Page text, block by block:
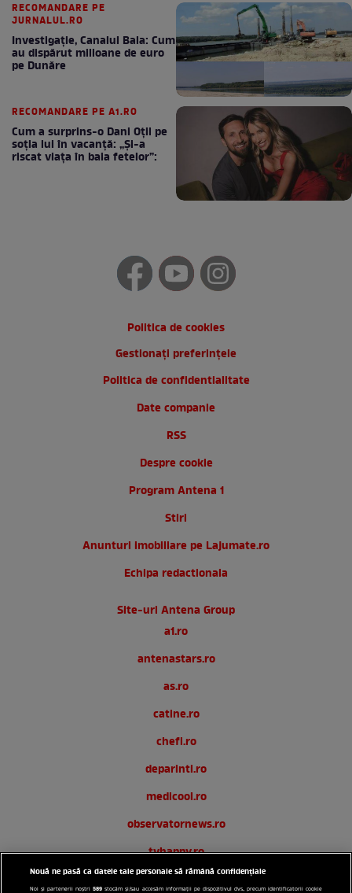
RECOMANDARE PE
JURNALUL.RO
Investigație, Canalul Bala: Cum
au dispărut milioane de euro
pe Dunăre
RECOMANDARE PE A1.RO
Cum a surprins-o Dani Oțil pe
soția lui în vacanță: „Și-a
riscat viața în baia fetelor”:
Politica de cookies
Gestionați preferințele
Politica de confidentialitate
Date companie
RSS
Despre cookie
Program Antena 1
Stiri
Anunturi imobiliare pe Lajumate.ro
Echipa redactionala
Site-uri Antena Group
a1.ro
antenastars.ro
as.ro
catine.ro
chefi.ro
deparinti.ro
medicool.ro
observatornews.ro
tvhappy.ro
useit.ro
Nouă ne pasă ca datele tale personale să rămână confidențiale
Noi și partenerii noștri589 stocăm și/sau accesăm informații pe dispozitivul dvs., precum identificatorii cookie